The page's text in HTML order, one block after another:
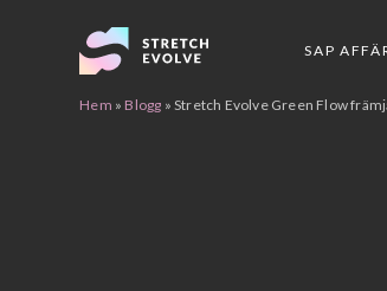
SAP
Hem » Blogg »Stretch Evolve Green Flow